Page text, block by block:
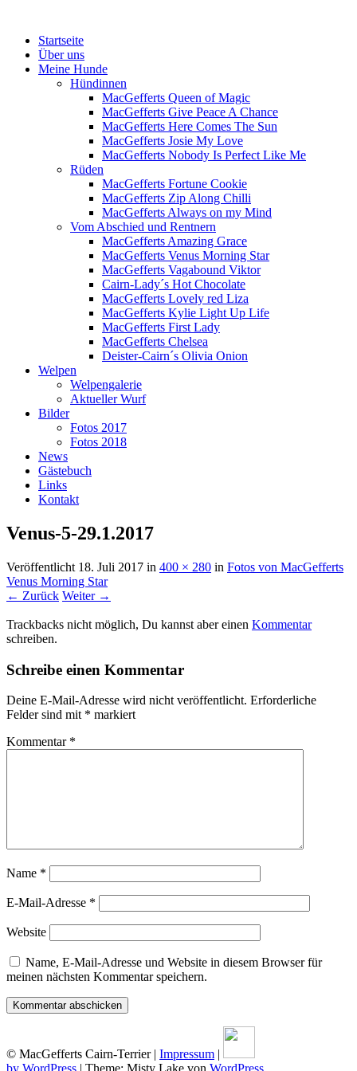
Menü
Zum
Inhalt
springen
Startseite
Über uns
Meine Hunde
Hündinnen
MacGefferts Queen of Magic
MacGefferts Give Peace A Chance
MacGefferts Here Comes The Sun
MacGefferts Josie My Love
MacGefferts Nobody Is Perfect Like Me
Rüden
MacGefferts Fortune Cookie
MacGefferts Zip Along Chilli
MacGefferts Always on my Mind
Vom Abschied und Rentnern
MacGefferts Amazing Grace
MacGefferts Venus Morning Star
MacGefferts Vagabound Viktor
Cairn-Lady´s Hot Chocolate
MacGefferts Lovely red Liza
MacGefferts Kylie Light Up Life
MacGefferts First Lady
MacGefferts Chelsea
Deister-Cairn´s Olivia Onion
Welpen
Welpengalerie
Aktueller Wurf
Bilder
Fotos 2017
Fotos 2018
News
Gästebuch
Links
Kontakt
Venus-5-29.1.2017
Veröffentlicht 18. Juli 2017 in 400 × 280 in Fotos von MacGefferts
Venus Morning Star
← Zurück Weiter →
Trackbacks nicht möglich, Du kannst aber einen Kommentar
schreiben.
Schreibe einen Kommentar
Deine E-Mail-Adresse wird nicht veröffentlicht. Erforderliche
Felder sind mit * markiert
Kommentar *
Name *
E-Mail-Adresse *
Website
Name, E-Mail-Adresse und Website in diesem Browser für
meinen nächsten Kommentar speichern.
© MacGefferts Cairn-Terrier | Impressum |